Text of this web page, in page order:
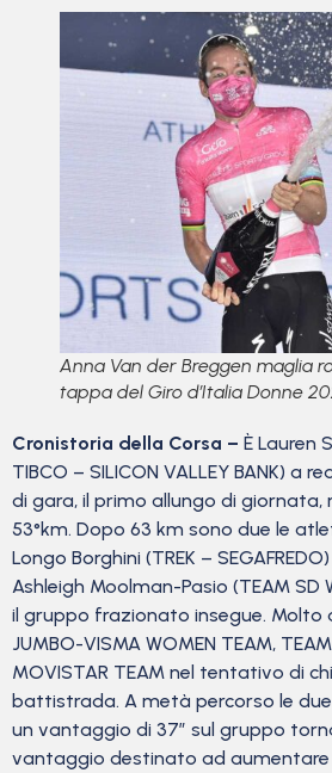
Anna Van der Breggen maglia
tappa del Giro d’Italia Donne
Cronistoria della Corsa – È Lauren
TIBCO – SILICON VALLEY BANK) a
di gara, il primo allungo di giornata,
53°km. Dopo 63 km sono due le
Longo Borghini (TREK –
Ashleigh Moolman-Pasio (TEAM SD
il gruppo frazionato insegue. Molto
JUMBO-VISMA WOMEN TEAM, TEAM
MOVISTAR TEAM nel tentativo di
battistrada. A metà percorso le
un vantaggio di 37” sul gruppo
vantaggio destinato ad aumentare